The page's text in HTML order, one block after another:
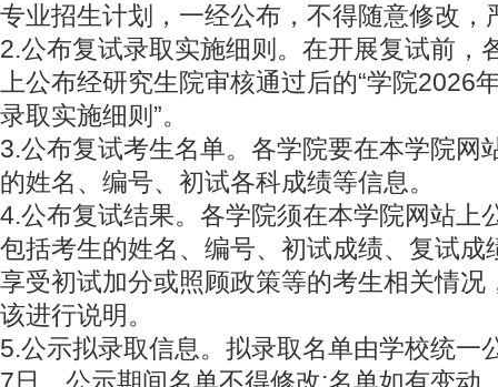
专业招生计划，一经公布，不得随意修改，
2.公布复试录取实施细则。在开展复试前，
上公布经研究生院审核通过后的“学院2026
录取实施细则”。
3.公布复试考生名单。各学院要在本学院网
的姓名、编号、初试各科成绩等信息。
4.公布复试结果。各学院须在本学院网站上
包括考生的姓名、编号、初试成绩、复试成
享受初试加分或照顾政策等的考生相关情况
该进行说明。
5.公示拟录取信息。拟录取名单由学校统一